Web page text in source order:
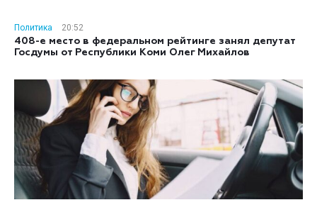
Политика
20:52
408-е место в федеральном рейтинге занял депутат
Госдумы от Республики Коми Олег Михайлов